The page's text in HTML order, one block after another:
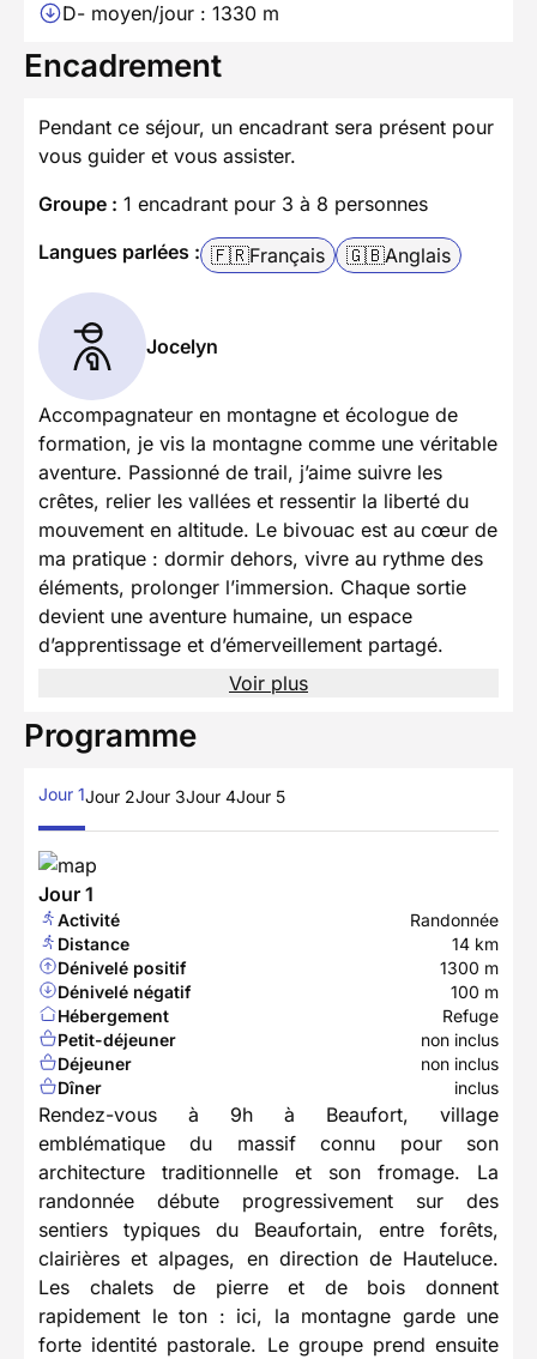
D- moyen/jour : 1330 m
Encadrement
Pendant ce séjour, un encadrant sera présent pour
vous guider et vous assister.
Groupe : 1 encadrant pour 3 à 8 personnes
Langues parlées : 🇫🇷Français 🇬🇧Anglais
Jocelyn
Accompagnateur en montagne et écologue de
formation, je vis la montagne comme une véritable
aventure. Passionné de trail, j’aime suivre les
crêtes, relier les vallées et ressentir la liberté du
mouvement en altitude. Le bivouac est au cœur de
ma pratique : dormir dehors, vivre au rythme des
éléments, prolonger l’immersion. Chaque sortie
devient une aventure humaine, un espace
d’apprentissage et d’émerveillement partagé.
Voir plus
Programme
Jour 1Jour 2Jour 3Jour 4Jour 5
Jour 1
Activité
Randonnée
Distance
14 km
Dénivelé positif
1300 m
Dénivelé négatif
100 m
Hébergement
Refuge
Petit-déjeuner
non inclus
Déjeuner
non inclus
Dîner
inclus
Rendez-vous à 9h à Beaufort, village
emblématique du massif connu pour son
architecture traditionnelle et son fromage. La
randonnée débute progressivement sur des
sentiers typiques du Beaufortain, entre forêts,
clairières et alpages, en direction de Hauteluce.
Les chalets de pierre et de bois donnent
rapidement le ton : ici, la montagne garde une
forte identité pastorale. Le groupe prend ensuite